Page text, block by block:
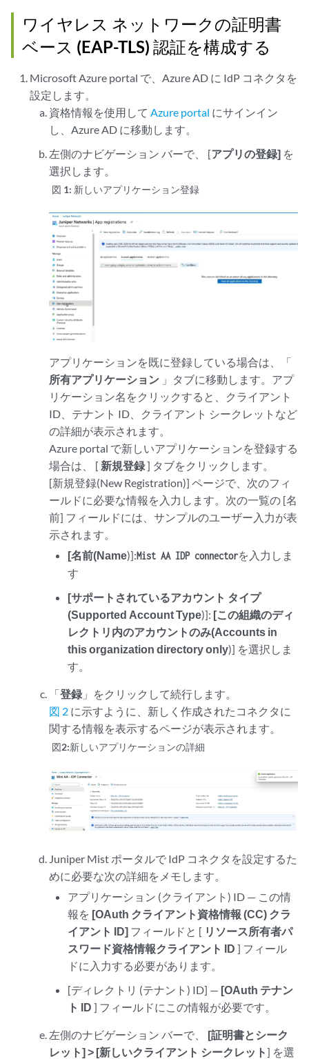
ワイヤレス ネットワークの証明書
ベース (EAP-TLS) 認証を構成する
Microsoft Azure portal で、Azure AD に IdP コネクタを
設定します。
資格情報を使用して Azure portal にサインイン
し、Azure AD に移動します。
左側のナビゲーション バーで、 [アプリの登録]を
選択します。
図 1: 新しいアプリケーション登録
アプリケーションを既に登録している場合は、「
所有アプリケーション」タブに移動します。アプ
リケーション名をクリックすると、クライアント
ID、テナント ID、クライアント シークレットなど
の詳細が表示されます。
Azure portal で新しいアプリケーションを登録する
場合は、 [ 新規登録] タブをクリックします。
[新規登録(New Registration)] ページで、次のフィ
ールドに必要な情報を入力します。次の一覧の [名
前] フィールドには、サンプルのユーザー入力が表
示されます。
[名前(Name)]:Mist AA IDP connectorを入力しま
す
[サポートされているアカウント タイプ
(Supported Account Type)]: [この組織のディ
レクトリ内のアカウントのみ(Accounts in
this organization directory only)] を選択しま
す。
「登録」をクリックして続行します。
図 2に示すように、新しく作成されたコネクタに
関する情報を表示するページが表示されます。
図2:新しいアプリケーションの詳細
Juniper Mist ポータルで IdP コネクタを設定するた
めに必要な次の詳細をメモします。
アプリケーション (クライアント) ID — この情
報を [OAuth クライアント資格情報 (CC) クラ
イアント ID] フィールドと [ リソース所有者パ
スワード資格情報クライアント ID ] フィール
ドに入力する必要があります。
[ディレクトリ (テナント) ID] — [OAuth テナン
ト ID ] フィールドにこの情報が必要です。
左側のナビゲーション バーで、 [証明書とシーク
レット] > [新しいクライアント シークレット] を選